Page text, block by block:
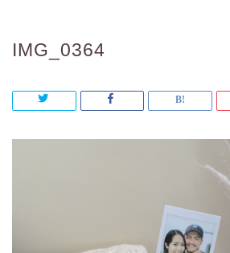
IMG_0364